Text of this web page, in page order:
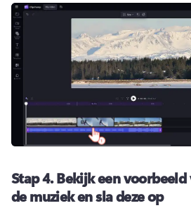
Stap 4.Bekijk een
de muziek en sla deze op